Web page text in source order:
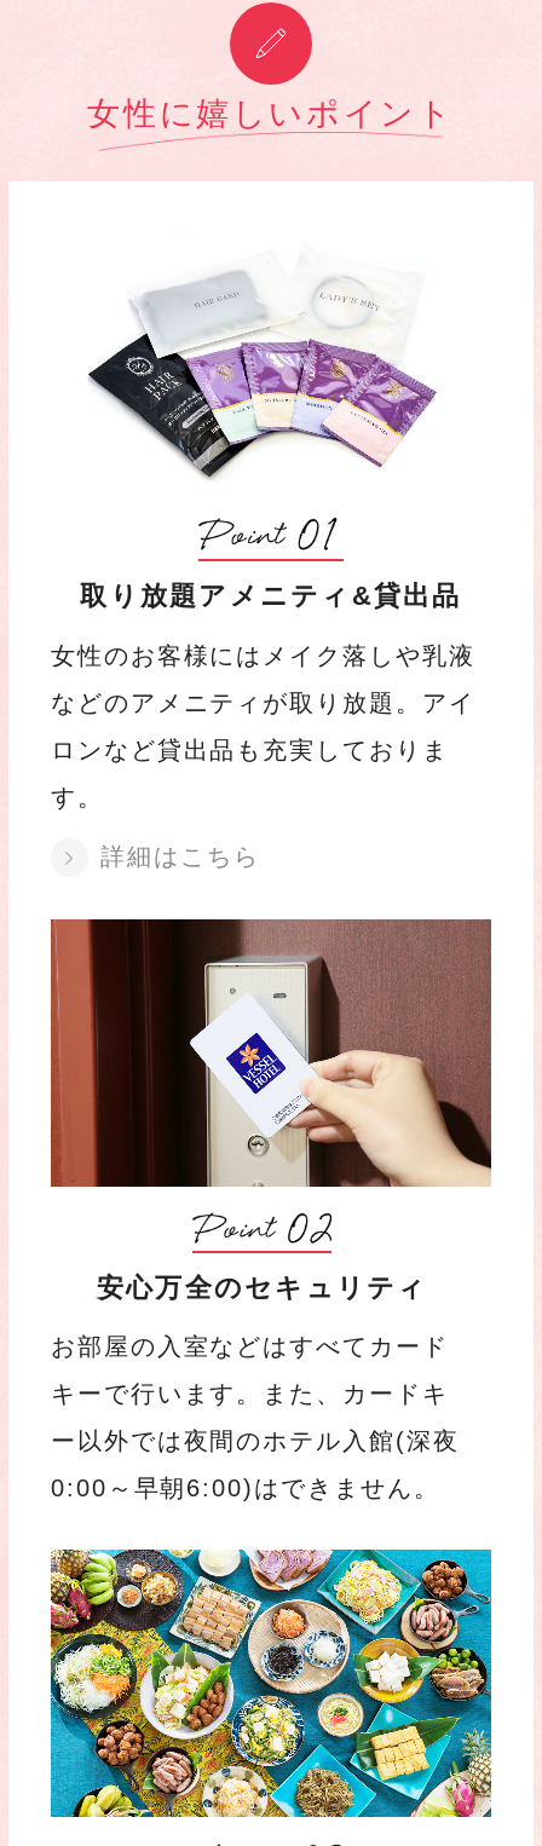
女性に嬉しいポイント
取り放題アメニティ&貸出品
女性のお客様にはメイク落しや乳液
などのアメニティが取り放題。アイ
ロンなど貸出品も充実しておりま
す。
詳細はこちら
安心万全のセキュリティ
お部屋の入室などはすべてカード
キーで行います。また、カードキ
ー以外では夜間のホテル入館(深夜
0:00～早朝6:00)はできません。